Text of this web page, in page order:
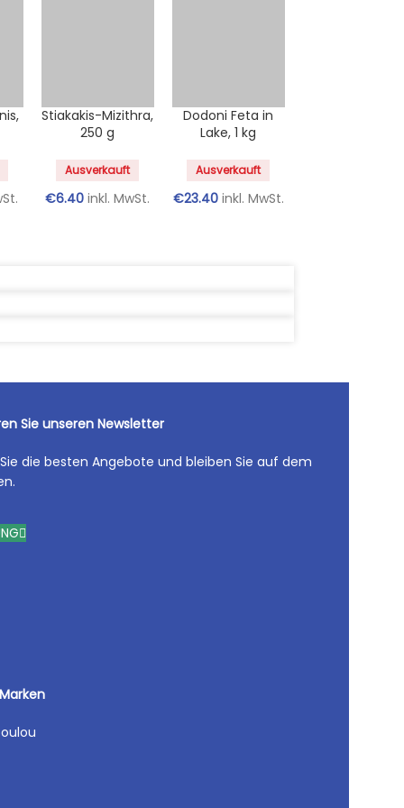
Stiakakis-Mizithra,
250 g
Ausverkauft
€6.40 inkl. MwSt.
Dodoni Feta in
Lake, 1 kg
Ausverkauft
€23.40 inkl. MwSt.
Sie unseren Newsletter
die besten Angebote und bleiben Sie auf dem